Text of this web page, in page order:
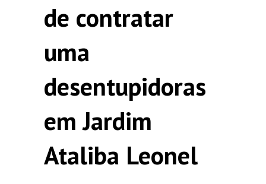
de contratar
uma
desentupidoras
em Jardim
Ataliba Leonel